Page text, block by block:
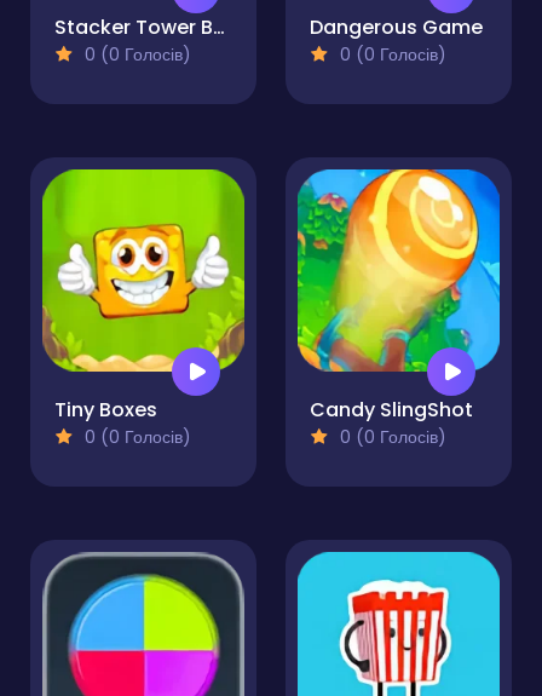
Stacker Tower Boxes of Balance
0 (0 Голосів)
Dangerous Game
0 (0 Голосів)
Tiny Boxes
0 (0 Голосів)
Candy SlingShot
0 (0 Голосів)